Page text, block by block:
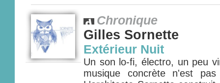
Chronique
Gilles Sornette
Extérieur Nuit
Un son lo-fi, électro, un peu
musique concrète n'est